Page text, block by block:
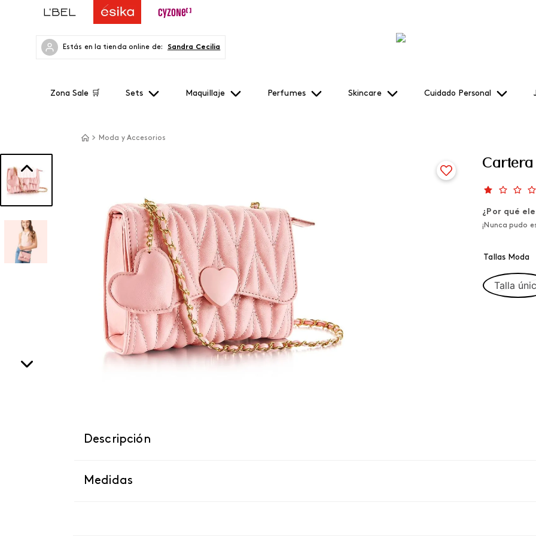
Estás en la tienda online de: Sandra Cecilia
Zona Sale 🛒 Sets Maquillaje Perfumes Skincare Cuidado Personal
Moda y Accesorios
¿Por qué
¡Nunca pudo
Tallas Moda
Talla
Descripción
Medidas